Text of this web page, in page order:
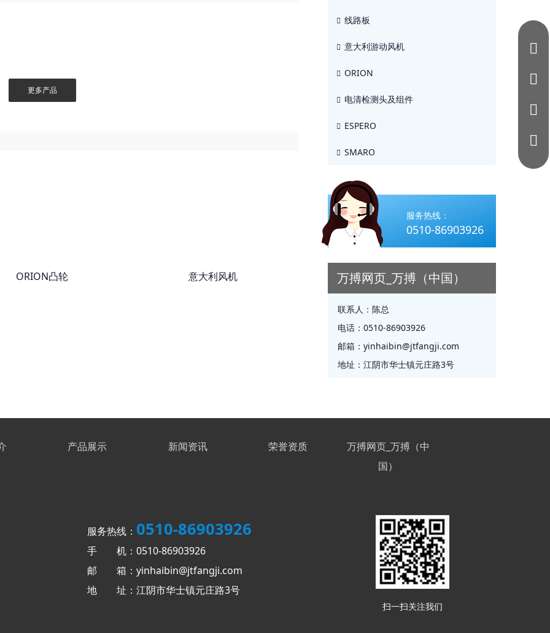
更多产品
ORION凸轮 意大利风机
线路板
意大利游动风机
ORION
电清检测头及组件
ESPERO
SMARO
服务热线：
0510-86903926
万搏网页_万搏（中国）
联系人： 陈总
电话： 0510-86903926
邮箱： yinhaibin@jtfangji.com
地址： 江阴市华士镇元庄路3号
产品展示 新闻资讯 荣誉资质
万搏网页_万搏（中
国）
服务热线： 0510-86903926
手 机：0510-86903926
邮 箱：yinhaibin@jtfangji.com
地 址：江阴市华士镇元庄路3号
扫一扫关注我们